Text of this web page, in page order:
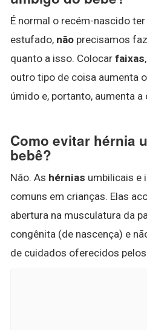
É normal o recém-nascido
estufado, não precisamos
quanto a isso. Colocar faixas
outro tipo de coisa aumenta
úmido e, portanto, aumenta a
Como evitar hérnia
bebê?
Não. As hérnias umbilicais e
comuns em crianças. Elas
abertura na musculatura da
congênita (de nascença) e
de cuidados oferecidos